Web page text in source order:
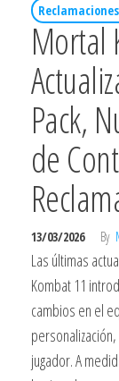
Mortal
Pack,
de
13/03/2026 By
Las últimas
Kombat 11
cambios en el
jugador. A